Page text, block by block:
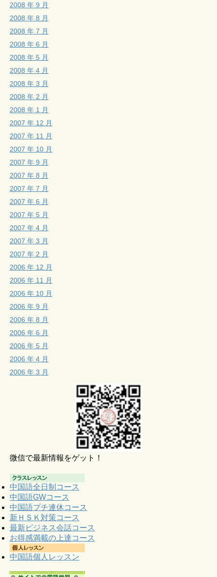
2008 年 9 月
2008 年 8 月
2008 年 7 月
2008 年 6 月
2008 年 5 月
2008 年 4 月
2008 年 3 月
2008 年 2 月
2008 年 1 月
2007 年 12 月
2007 年 11 月
2007 年 10 月
2007 年 9 月
2007 年 8 月
2007 年 7 月
2007 年 6 月
2007 年 5 月
2007 年 4 月
2007 年 3 月
2007 年 2 月
2006 年 12 月
2006 年 11 月
2006 年 10 月
2006 年 9 月
2006 年 8 月
2006 年 6 月
2006 年 5 月
2006 年 4 月
2006 年 3 月
微信で最新情報をゲット！
中国語全日制コース
中国語GWコース
中国語プチ連休コース
新ＨＳＫ対策コース
最新ビジネス会話コース
お得感満載の上達コース
中国語個人レッスン